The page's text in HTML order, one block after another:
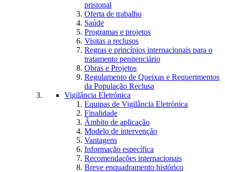
prisional
Oferta de trabalho
Saúde
Programas e projetos
Visitas a reclusos
Regras e princípios internacionais para o
tratamento penitenciário
Obras e Projetos
Regulamento de Queixas e Requerimentos
da População Reclusa
Vigilância Eletrónica
Equipas de Vigilância Eletrónica
Finalidade
Âmbito de aplicação
Modelo de intervenção
Vantagens
Informação específica
Recomendações internacionais
Breve enquadramento histórico